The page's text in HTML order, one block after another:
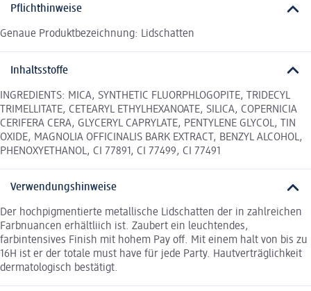
Pflichthinweise
Genaue Produktbezeichnung: Lidschatten
Inhaltsstoffe
INGREDIENTS: MICA, SYNTHETIC FLUORPHLOGOPITE, TRIDECYL
TRIMELLITATE, CETEARYL ETHYLHEXANOATE, SILICA, COPERNICIA
CERIFERA CERA, GLYCERYL CAPRYLATE, PENTYLENE GLYCOL, TIN
OXIDE, MAGNOLIA OFFICINALIS BARK EXTRACT, BENZYL ALCOHOL,
PHENOXYETHANOL, CI 77891, CI 77499, CI 77491
Verwendungshinweise
Der hochpigmentierte metallische Lidschatten der in zahlreichen
Farbnuancen erhältliich ist. Zaubert ein leuchtendes,
farbintensives Finish mit hohem Pay off. Mit einem halt von bis zu
16H ist er der totale must have für jede Party. Hautverträglichkeit
dermatologisch bestätigt.